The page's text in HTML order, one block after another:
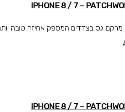
גס בצדדים המספק אחיזה טובה